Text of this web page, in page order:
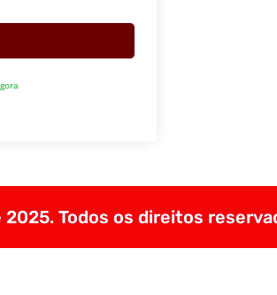
Todos os direitos